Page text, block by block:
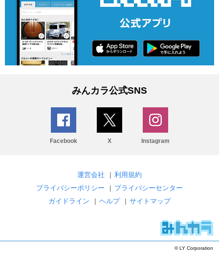
みんカラ公式SNS
Facebook X Instagram
運営会社 | 利用規約
プライバシーポリシー
| プライバシーセンター
ガイドライン
| ヘルプ | サイトマップ
© LY Corporation